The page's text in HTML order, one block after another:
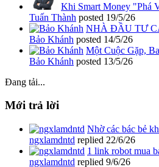
Khi Smart Money "Phá
Tuấn Thành posted 19/5/26
NHÀ ĐẦU TƯ
Bảo Khánh posted 14/5/26
Một Cuộc Gặp,
Bảo Khánh posted 13/5/26
Đang tải...
Mới trả lời
Nhờ các bác bẻ
ngxlamdntd replied 22/6/26
1 link robot mua
ngxlamdntd replied 9/6/26